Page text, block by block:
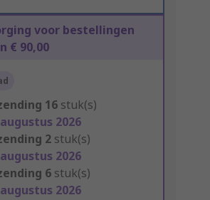
voor bestellingen
€ 90,00
16 stuk(s)
2026
2 stuk(s)
2026
6 stuk(s)
2026